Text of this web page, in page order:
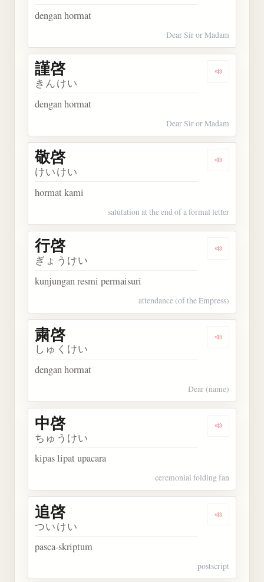
dengan hormat
Dear Sir or Madam
Dengarkan
謹啓
きんけい
dengan hormat
Dear Sir or Madam
Dengarkan
敬啓
けいけい
hormat kami
salutation at the end of a formal letter
Dengarkan
行啓
ぎょうけい
kunjungan resmi permaisuri
attendance (of the Empress)
Dengarkan
粛啓
しゅくけい
dengan hormat
Dear (name)
Dengarkan
中啓
ちゅうけい
kipas lipat upacara
ceremonial folding fan
Dengarkan
追啓
ついけい
pasca-skriptum
postscript